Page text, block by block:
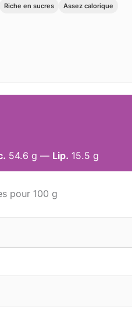
Riche en sucres Assez calorique
54.6 g — Lip. 15.5 g
pour 100 g